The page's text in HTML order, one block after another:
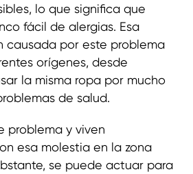
lo que significa que
fácil de alergias. Esa
causada por este problema
orígenes, desde
la misma ropa por mucho
de salud.
problema y viven
esa molestia en la zona
se puede actuar para